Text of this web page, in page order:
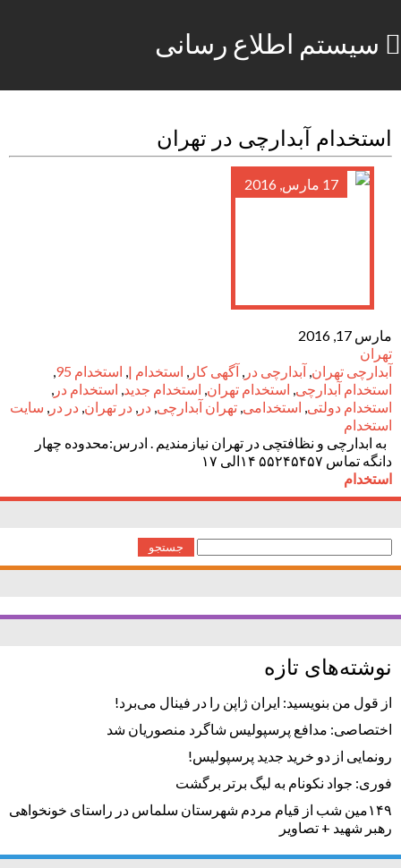
سیستم اطلاع رسانی
استخدام آبدارچی در تهران
17 مارس, 2016
مارس 17, 2016
تهران
آبدارچی تهران, آبدارچی در , آگهی کار , استخدام |, استخدام 95
,
استخدام آبدارچی, استخدام تهران, استخدام جدید, استخدام در ,
استخدام دولتی, استخدامی, تهران آبدارچی, در , در تهران, در در , سایت
استخدام
به ابدارچی و نظافتچی در تهران نیازمندیم . ادرس:محدوده چهار
دانگه تماس ۵۵۲۴۵۴۵۷ ۱۴الی ۱۷
استخدام
جستجو
برای:
نوشته‌های تازه
از قول من بنویسید: ایران ژاپن را در فینال می‌برد!
اختصاصی: مدافع پرسپولیس شاگرد منصوریان شد
رونمایی از دو خرید جدید پرسپولیس!
فوری: جواد نکونام به لیگ برتر برگشت
۱۴۹مین شب از قیام مردم شهرستان سلماس در راستای خونخواهی
رهبر شهید + تصاویر